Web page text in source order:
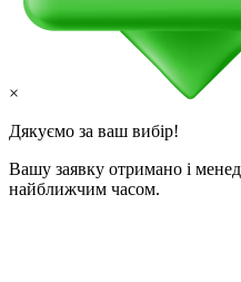
×
Дякуємо за ваш вибір!
Вашу заявку отримано і
найближчим часом.